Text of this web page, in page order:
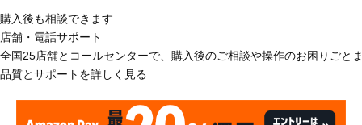
購入後も相談できます
店舗・電話サポート
全国25店舗とコールセンターで、購入後のご相談や操作のお困りごと
品質とサポートを詳しく見る